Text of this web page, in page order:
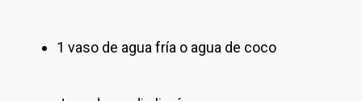
1 vaso de agua fría o agua de coco